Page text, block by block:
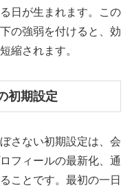
日が生まれます。この
の強弱を付けると、効
縮されます。
初期設定
さない初期設定は、会
フィールの最新化、通
ことです。最初の一日